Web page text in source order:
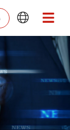
Main
Menu
Main
Menu